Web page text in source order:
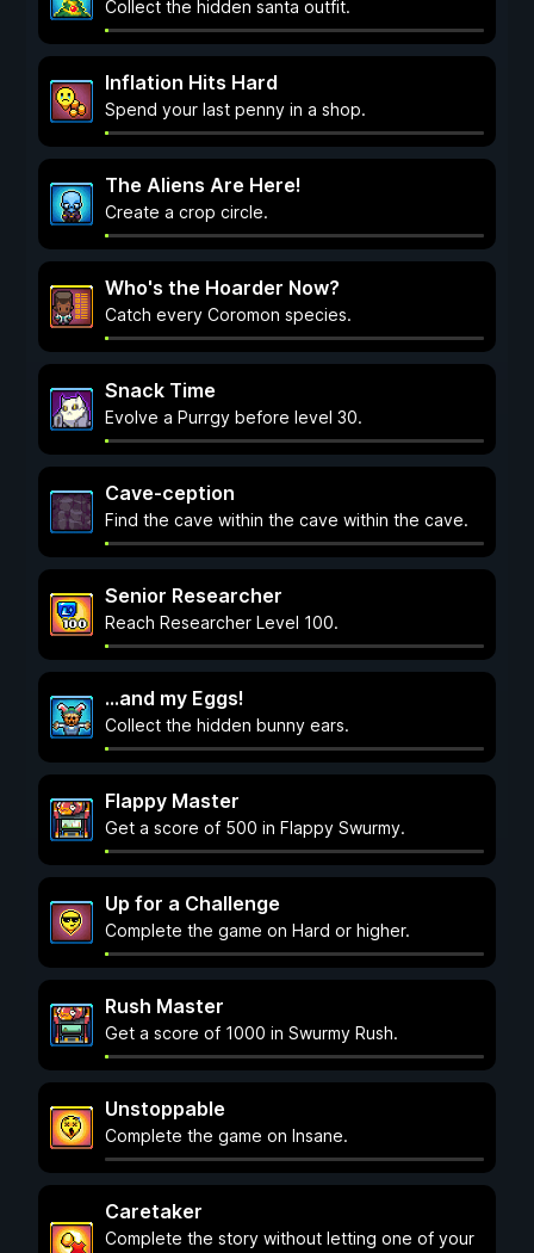
Collect the hidden santa outfit.
Inflation Hits Hard
Spend your last penny in a shop.
The Aliens Are Here!
Create a crop circle.
Who's the Hoarder Now?
Catch every Coromon species.
Snack Time
Evolve a Purrgy before level 30.
Cave-ception
Find the cave within the cave within the cave.
Senior Researcher
Reach Researcher Level 100.
...and my Eggs!
Collect the hidden bunny ears.
Flappy Master
Get a score of 500 in Flappy Swurmy.
Up for a Challenge
Complete the game on Hard or higher.
Rush Master
Get a score of 1000 in Swurmy Rush.
Unstoppable
Complete the game on Insane.
Caretaker
Complete the story without letting one of your